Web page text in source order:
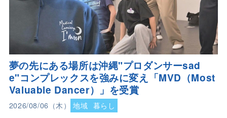
夢の先にある場所は沖縄"プロダンサーsad
e"コンプレックスを強みに変え「MVD（Most
Valuable Dancer）」を受賞
2026/08/06（木） 地域 暮らし